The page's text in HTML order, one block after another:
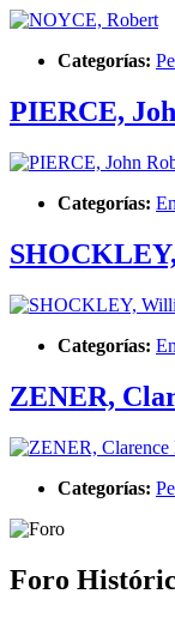
Categorías:
PIERCE,
Categorías:
Categorías:
ZENER,
Categorías:
Foro